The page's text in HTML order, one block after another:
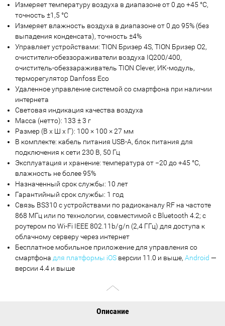
Измеряет температуру воздуха в диапазоне от 0 до +45 °С,
точность ±1,5 °С
Измеряет влажность воздуха в диапазоне от 0 до 95% (без
выпадения конденсата), точность ±4%
Управляет устройствами: TION Бризер 4S, TION Бризер O2,
очистители-обеззораживатели воздуха IQ200/400,
очиститель-обеззараживатель TION Clever, ИК-модуль,
терморегулятор Danfoss Eco
Удаленное управление системой со смартфона при наличии
интернета
Световая индикация качества воздуха
Масса (нетто): 133 ± 3 г
Размер (В х Ш х Г): 100 × 100 × 27 мм
В комплекте: кабель питания USB-А, блок питания для
подключения к сети 230 В, 50 Гц
Эксплуатация и хранение: температура от −20 до +45 °С,
влажность не более 95%
Назначенный срок службы: 10 лет
Гарантийный срок службы: 1 год
Связь BS310 с устройствами по радиоканалу RF на частоте
868 МГц или по технологии, совместимой с Bluetooth 4.2; с
роутером по Wi-Fi IEEE 802.11b/g/n (2,4 ГГц) для доступа к
облачному серверу через интернет
Бесплатное мобильное приложение для управления со
смартфона для платформы iOS версии 11.0 и выше, Android —
версии 4.4 и выше
Описание